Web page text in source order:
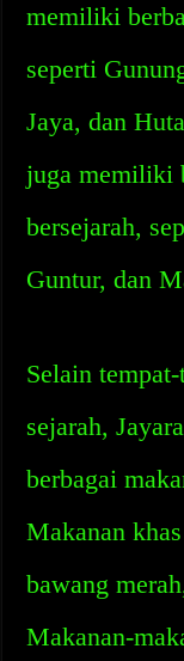
memiliki
seperti
Jaya, dan
juga memiliki
bersejarah,
Guntur, dan
Selain
sejarah,
berbagai
Makanan
bawang
Makanan-